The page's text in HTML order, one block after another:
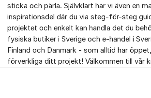
sticka och pärla. Självklart har vi även en
inspirationsdel där du via steg-för-steg
projektet och enkelt kan handla det du
fysiska butiker i Sverige och e-handel i
Finland och Danmark - som alltid har
förverkliga ditt projekt! Välkommen till vår